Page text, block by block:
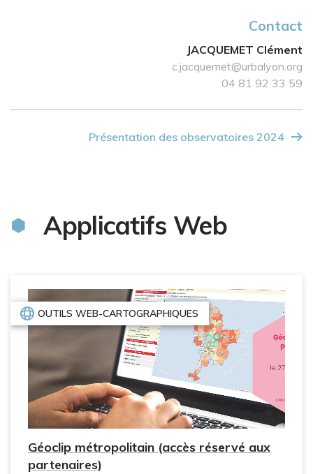
Contact
JACQUEMET Clément
c.jacquemet@urbalyon.org
04 81 92 33 59
Présentation des observatoires 2024
Applicatifs Web
OUTILS WEB-CARTOGRAPHIQUES
Géoclip métropolitain (accès réservé aux
partenaires)